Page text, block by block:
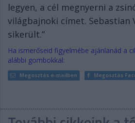
legyen, a cél megnyerni a
világbajnoki címet. Sebastian
sikerült.”
Ha ismerőseid figyelmébe ajánlanád a
alábbi gombokkal:
Megosztás e-mailben Megosztás